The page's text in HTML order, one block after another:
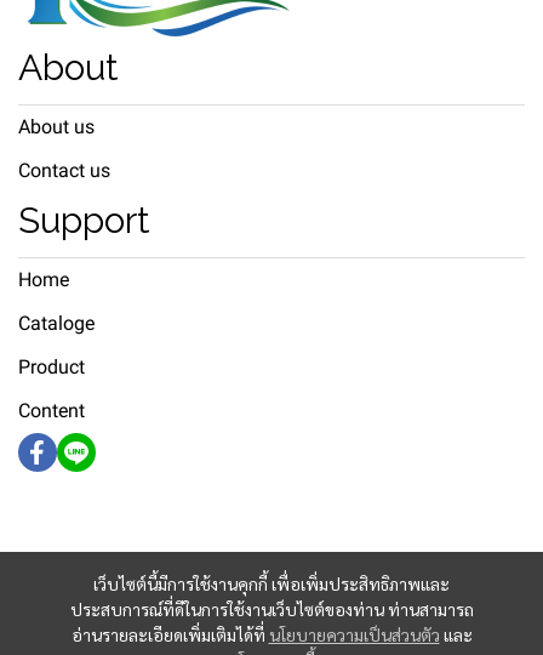
เว็บไซต์นี้มีการใช้งานคุกกี้ เพื่อเพิ่มประสิทธิภาพและ
ประสบการณ์ที่ดีในการใช้งานเว็บไซต์ของท่าน ท่านสามารถ
อ่านรายละเอียดเพิ่มเติมได้ที่ นโยบายความเป็นส่วนตัว และ
About
About us
Contact us
Support
Home
Cataloge
Product
Content